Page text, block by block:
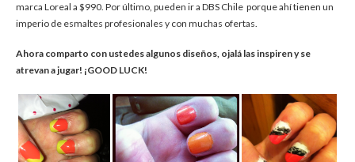
marca Loreal a $990. Por último, pueden ir a DBS Chile porque ahí tienen un
imperio de esmaltes profesionales y con muchas ofertas.
Ahora comparto con ustedes algunos diseños, ojalá las inspiren y se
atrevan a jugar! ¡GOOD LUCK!